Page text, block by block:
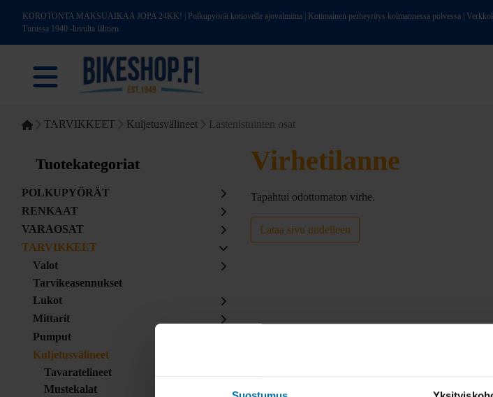
KOROTONTA MAKSUAIKAA JOPA 24KK! | Polkupyörät kotiovelle ajovalmiina | Kotimainen perheyritys kolmannessa polvessa |
Turussa 1940 -luvulta lähtien
TARVIKKEET Kuljetusvälineet Lastenistuinten osat
Virhetilanne
Tapahtui odottomaton virhe.
Lataa sivu uudelleen
Tuotekategoriat
POLKUPYÖRÄT
RENKAAT
VARAOSAT
TARVIKKEET
Valot
Tarvikeasennukset
Lukot
Mittarit
Pumput
Kuljetusvälineet
Tavaratelineet
Mustekalat